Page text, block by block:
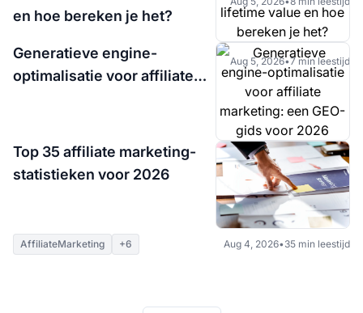
en hoe bereken je het?
Aug 5, 2026•7 min leestijd
Generatieve engine-
optimalisatie voor affiliate
Aug 5, 2026 •8 min leestijd
Top 35 affiliate marketing-
statistieken voor 2026
AffiliateMarketing +6 Aug 4, 2026•35 min leestijd